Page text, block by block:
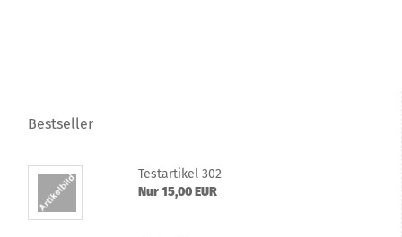
Bestseller
Te­st­ar­ti­kel 302
Nur 15,00 EUR